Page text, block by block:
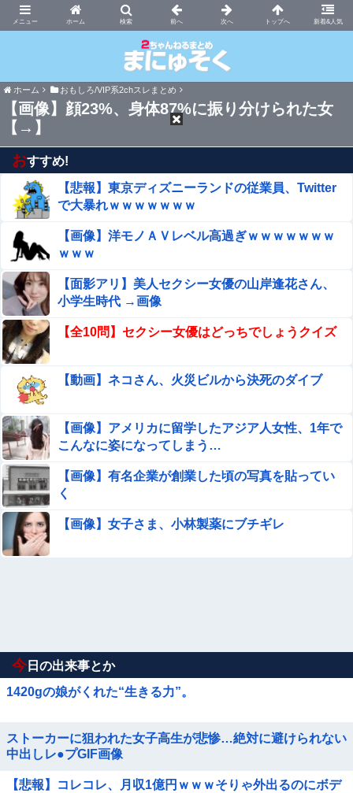
ホーム 新着&人気
まにゅそく 2chまとめニュース速報VIP
ホーム おもしろ/VIP系2chスレまとめ
【画像】顔23%、身体87%に振り分けられた女
【→】
おすすめ!
【悲報】東京ディズニーランドの従業員、Twitter
で大暴れｗｗｗｗｗｗｗ
【画像】洋モノＡＶレベル高過ぎｗｗｗｗｗｗｗ
ｗｗｗ
【面影アリ】美人セクシー女優の山岸逢花さん、
小学生時代 →画像
【全10問】セクシー女優はどっちでしょうクイズ
【動画】ネコさん、火災ビルから決死のダイブ
【画像】アメリカに留学したアジア人女性、1年で
こんなに姿になってしまう…
【画像】有名企業が創業した頃の写真を貼ってい
く
【画像】女子さま、小林製薬にブチギレ
今 日の出来事とか
1420gの娘がくれた“生きる力”。
ストーカーに狙われた女子高生が悲惨…絶対に避けられない
中出しレ●プGIF画像
【悲報】コレコレ、月収1億円ｗｗｗそりゃ外出るのにボデ